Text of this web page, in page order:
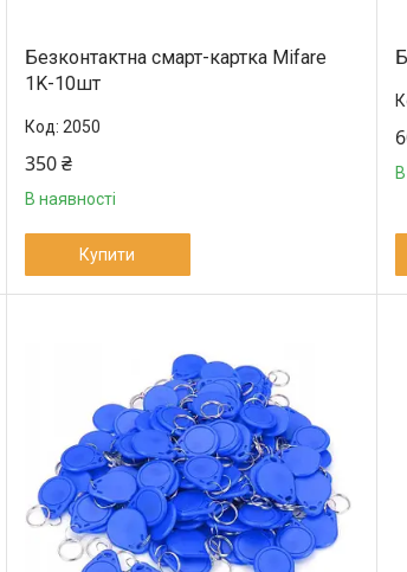
Безконтактна смарт-картка Mifare
1K-10шт
2050
350 ₴
В наявності
Купити